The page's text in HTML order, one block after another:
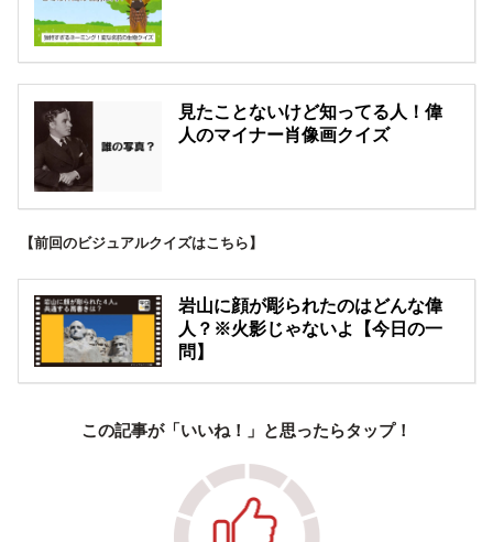
見たことないけど知ってる人！偉
人のマイナー肖像画クイズ
【前回のビジュアルクイズはこちら】
岩山に顔が彫られたのはどんな偉
人？※火影じゃないよ【今日の一
問】
この記事が「いいね！」と思ったらタップ！